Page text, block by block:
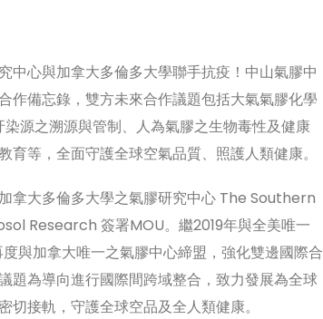
中心與加拿大多倫多大學聯手抗疫！中山氣膠中
作備忘錄，雙方未來合作議題包括大氣氣膠化學
源之溯源與管制、人為氣膠之生物毒性及健康
等，全面守護全球空氣品質、照護人類健康。
拿大多倫多大學之氣膠研究中心 The Southern
Research 簽署MOU。繼2019年與全美唯一
與加拿大唯一之氣膠中心締盟，強化雙邊國際合
題為導向進行國際間跨域整合，致力發展為全球
接軌，守護全球空品及全人類健康。